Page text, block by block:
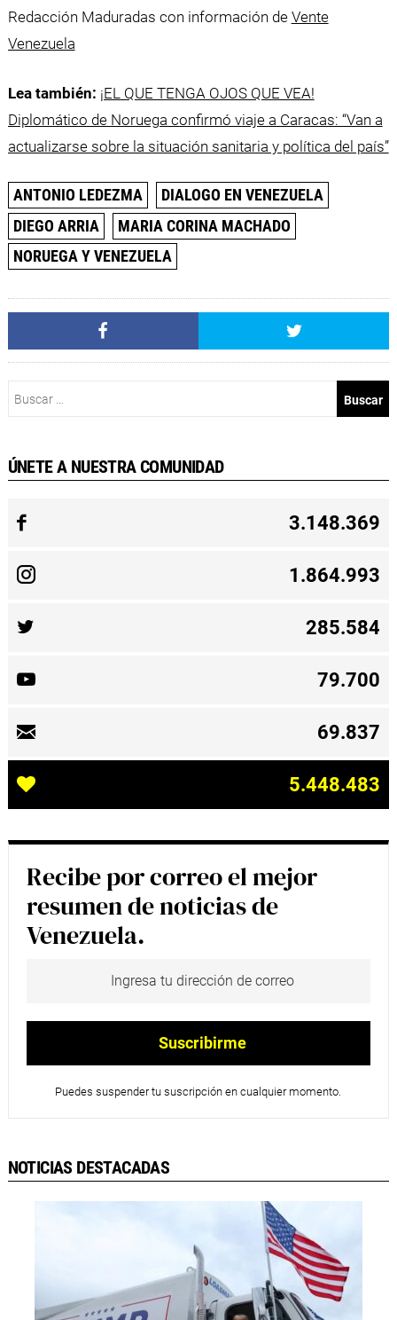
Redacción Maduradas con información de Vente
Venezuela
Lea también: ¡EL QUE TENGA OJOS QUE VEA!
Diplomático de Noruega confirmó viaje a Caracas: “Van a
actualizarse sobre la situación sanitaria y política del país”
ANTONIO LEDEZMA
DIALOGO EN VENEZUELA
DIEGO ARRIA
MARIA CORINA MACHADO
NORUEGA Y VENEZUELA
ÚNETE A NUESTRA COMUNIDAD
3.148.369
1.864.993
285.584
79.700
69.837
5.448.483
Recibe por correo el mejor
resumen de noticias de
Venezuela.
Puedes suspender tu suscripción en cualquier momento.
NOTICIAS DESTACADAS